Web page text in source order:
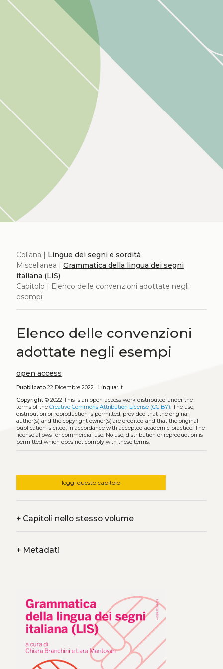
Collana | Lingue dei segni e sordità
Miscellanea | Grammatica della lingua dei segni
italiana (LIS)
Capitolo | Elenco delle convenzioni adottate negli
esempi
Elenco delle convenzioni
adottate negli esempi
open access
Pubblicato22 Dicembre 2022 | Lingua:it
Copyright© 2022 This is an open-access work distributed under the
terms of the Creative Commons Attribution License (CC BY) . The use,
distribution or reproduction is permitted, provided that the original
author(s) and the copyright owner(s) are credited and that the original
publication is cited, in accordance with accepted academic practice. The
license allows for commercial use. No use, distribution or reproduction is
permitted which does not comply with these terms.
leggi questo capitolo
+Capitoli nello stesso volume
+Metadati